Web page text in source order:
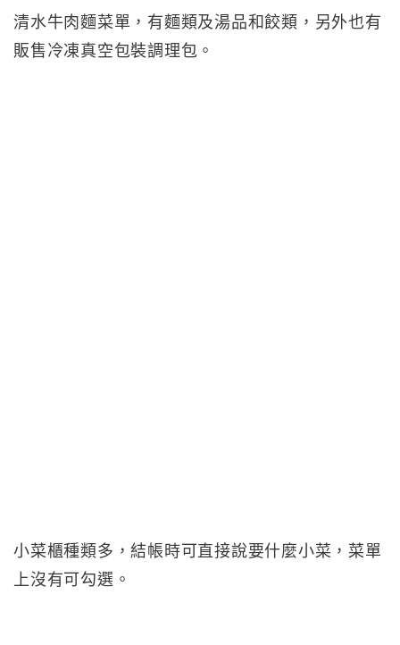
清水牛肉麵菜單，有麵類及湯品和餃類，另外也有
販售冷凍真空包裝調理包。
小菜櫃種類多，結帳時可直接說要什麼小菜，菜單
上沒有可勾選。